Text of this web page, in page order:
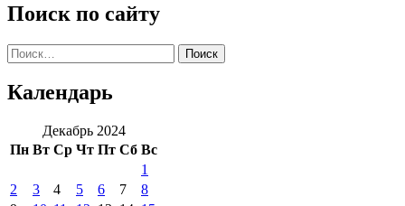
Поиск по сайту
Найти:
Календарь
Декабрь 2024
Пн Вт Ср Чт Пт Сб Вс
1
2
3 4 5 6 7
8